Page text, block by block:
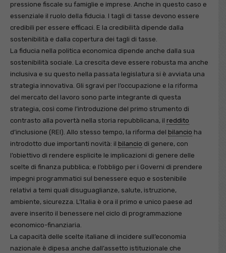
pressione fiscale su famiglie e imprese. Anche in questo caso e
essenziale il ruolo della fiducia. I tagli di tasse devono essere
credibili per essere efficaci. E la credibilità dipende dalla
sostenibilità e dalla copertura dei tagli di tasse.
La fiducia nella politica economica dipende anche dalla sua
sostenibilità sociale. La crescita deve essere robusta ma anche
inclusiva e su questo nella passata legislatura si è avviata una
strategia innovativa. Gli sgravi per l’occupazione e la riforma
del mercato del lavoro sono parte integrante di questa
strategia, così come l’introduzione del primo strumento di
contrasto alla povertà nella storia repubblicana, il reddito
d’inclusione (REI). Allo stesso tempo, la riforma del bilancio ha
introdotto due importanti novità: il bilancio di genere, con
l’obiettivo di rendere esplicite le implicazioni di genere delle
scelte di finanza pubblica; e l’obbligo per i Governi di prendere
impegni programmatici sul benessere equo e sostenibile
relativi a temi quali disuguaglianze, salute, istruzione,
ambiente, sicurezza. L’Italia è ora il primo e unico paese ad
avere inserito il benessere nel ciclo di programmazione
economico-finanziaria.
La capacità delle scelte italiane di incidere sull’economia
nazionale è dipesa anche dall’assetto istituzionale che